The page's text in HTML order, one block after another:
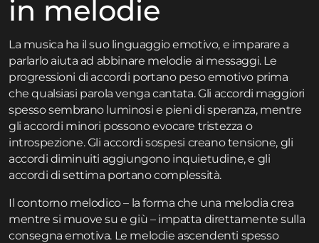
in melodie
La musica ha il suo linguaggio emotivo, e imparare a
parlarlo aiuta ad abbinare melodie ai messaggi. Le
progressioni di accordi portano peso emotivo prima
che qualsiasi parola venga cantata. Gli accordi maggiori
spesso sembrano luminosi e pieni di speranza, mentre
gli accordi minori possono evocare tristezza o
introspezione. Gli accordi sospesi creano tensione, gli
accordi diminuiti aggiungono inquietudine, e gli
accordi di settima portano complessità.
Il contorno melodico – la forma che una melodia crea
mentre si muove su e giù – impatta direttamente sulla
consegna emotiva. Le melodie ascendenti spesso